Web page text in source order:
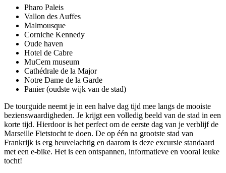
Pharo Paleis
Vallon des Auffes
Malmousque
Corniche Kennedy
Oude haven
Hotel de Cabre
MuCem museum
Cathédrale de la Major
Notre Dame de la Garde
Panier (oudste wijk van de stad)
De tourguide neemt je in een halve dag tijd mee langs de mooiste
bezienswaardigheden. Je krijgt een volledig beeld van de stad in een
korte tijd. Hierdoor is het perfect om de eerste dag van je verblijf de
Marseille Fietstocht te doen. De op één na grootste stad van
Frankrijk is erg heuvelachtig en daarom is deze excursie standaard
met een e-bike. Het is een ontspannen, informatieve en vooral leuke
tocht!